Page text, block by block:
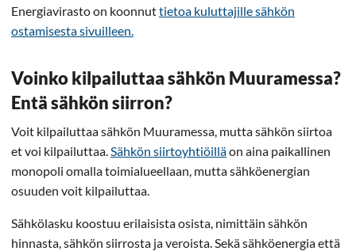
Energiavirasto on koonnuttietoa kuluttajille sähkön
ostamisesta sivuilleen.
Voinko kilpailuttaa sähkön Muuramessa?
Entä sähkön siirron?
Voit kilpailuttaa sähkön Muuramessa, mutta sähkön siirtoa
et voi kilpailuttaa.Sähkön siirtoyhtiöilläon aina paikallinen
monopoli omalla toimialueellaan, mutta sähköenergian
osuuden voit kilpailuttaa.
Sähkölasku koostuu erilaisista osista, nimittäin sähkön
hinnasta, sähkön siirrosta ja veroista. Sekä sähköenergia että